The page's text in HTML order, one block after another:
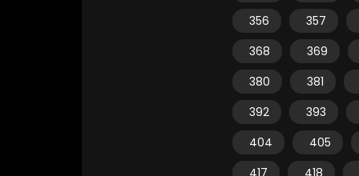
356
357
368
369
380
381
392
393
404
405